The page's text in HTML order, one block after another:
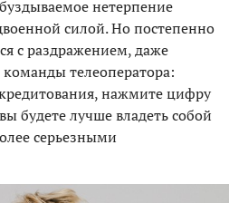
нетерпение
силой. Но постепенно
с раздражением, даже
телеоператора:
нажмите цифру
будете лучше владеть собой
серьезными